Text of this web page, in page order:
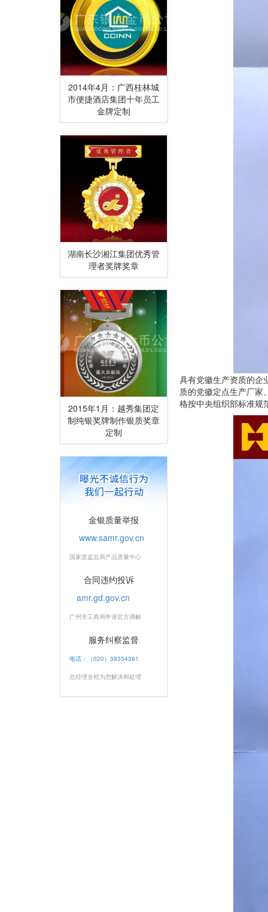
2014年4月：广西桂林城
市便捷酒店集团十年员工
金牌定制
湖南长沙湘江集团优秀管
理者奖牌奖章
2015年1月：越秀集团定
制纯银奖牌制作银质奖章
定制
金银质量举报
www.samr.gov.cn
国家质监总局产品质量中心
合同违约投诉
amr.gd.gov.cn
广州市工商局申请官方调解
服务纠察监督
电话：（020）38354381
总经理全程为您解决和处理
具有党徽生产资质的企
质的党徽定点生产厂
格按中央组织部标准规